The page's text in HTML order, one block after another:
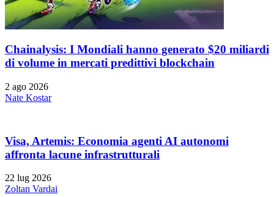
Chainalysis: I Mondiali hanno generato $20 miliardi
di volume in mercati predittivi blockchain
2 ago 2026
Nate Kostar
Visa, Artemis: Economia agenti AI autonomi
affronta lacune infrastrutturali
22 lug 2026
Zoltan Vardai